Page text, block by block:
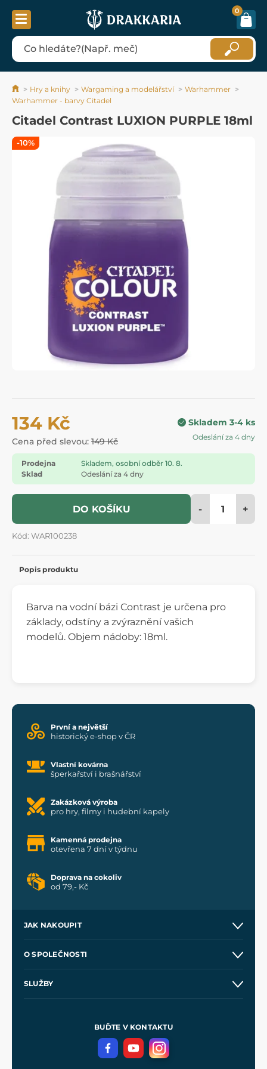
0
Hry a knihy Wargaming a modelářství
Warhammer
Warhammer - barvy Citadel
Citadel Contrast LUXION PURPLE 18ml
134 Kč
Cena před slevou: 149 Kč
Skladem 3-4 ks
Odeslání za 4 dny
Prodejna
Skladem, osobní odběr 10. 8.
Sklad
Odeslání za 4 dny
DO KOŠÍKU - +
Kód: WAR100238
-10%
Popis produktu
Barva na vodní bázi Contrast je určena pro
základy, odstíny a zvýraznění vašich
modelů. Objem nádoby: 18ml .
První a největší
historický e-shop v ČR
Vlastní kovárna
šperkařství i brašnářství
Zakázková výroba
pro hry, filmy i hudební kapely
Kamenná prodejna
otevřena 7 dní v týdnu
Doprava na cokoliv
od 79,- Kč
JAK NAKOUPIT
Velkoobchod
O SPOLEČNOSTI
SLUŽBY
Meče pro Kingdom Come
BUĎTE V KONTAKTU